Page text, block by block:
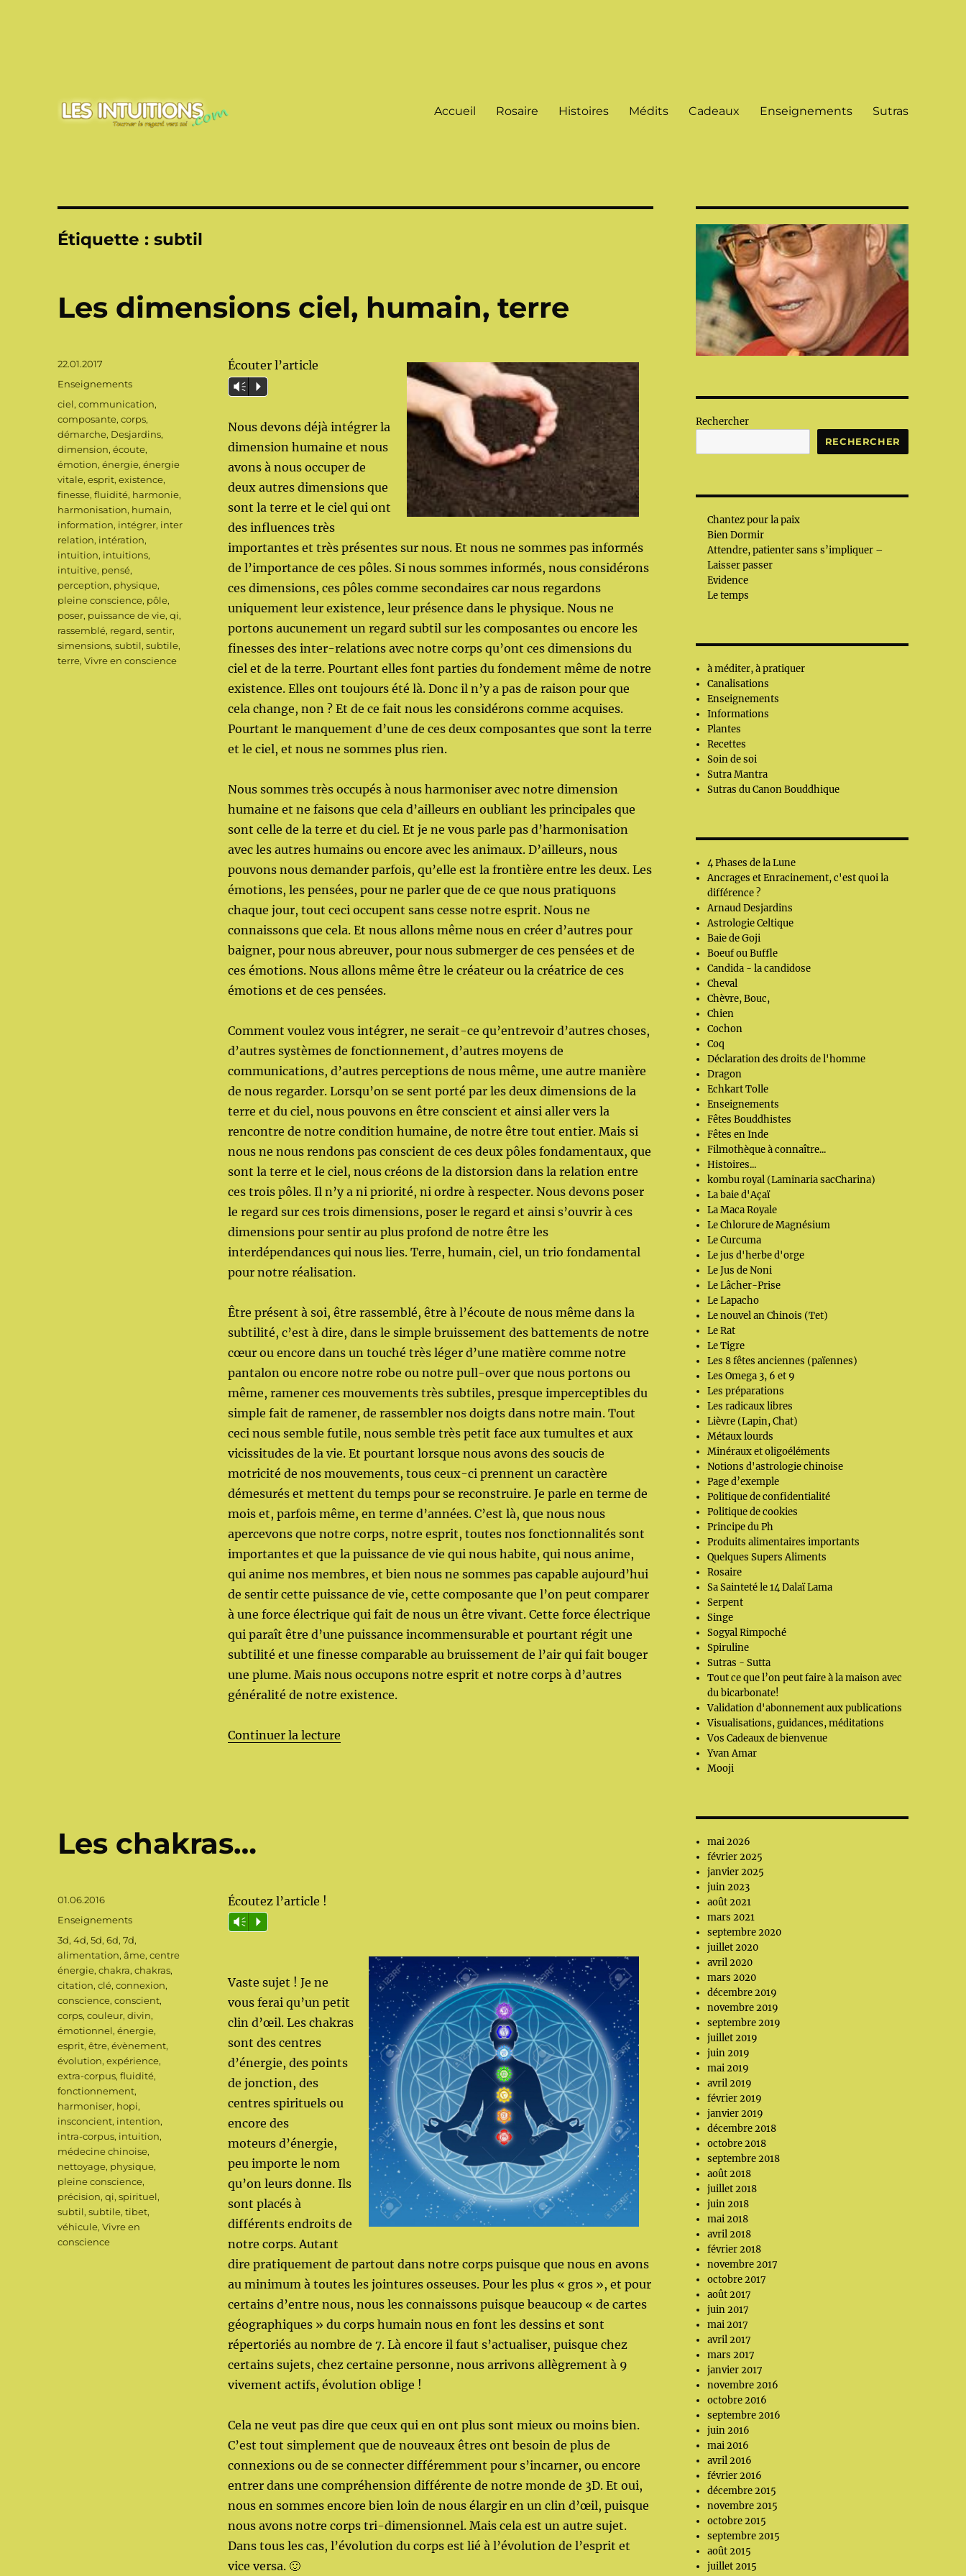
Accueil Rosaire Histoires Médits Cadeaux Enseignements Sutras
Étiquette :subtil
Les dimensions ciel, humain, terre
Écouter l’article
Vm P
Nous devons déjà intégrer la
dimension humaine et nous
avons à nous occuper de
deux autres dimensions que
sont la terre et le ciel qui ont
des influences très
importantes et très présentes sur nous. Et nous ne sommes pas informés
de l’importance de ces pôles. Si nous sommes informés, nous considérons
ces dimensions, ces pôles comme secondaires car nous regardons
uniquement leur existence, leur présence dans le physique. Nous ne
portons aucunement un regard subtil sur les composantes ou encore les
finesses des inter-relations avec notre corps qu’ont ces dimensions du
ciel et de la terre. Pourtant elles font parties du fondement même de notre
existence. Elles ont toujours été là. Donc il n’y a pas de raison pour que
cela change, non ? Et de ce fait nous les considérons comme acquises.
Pourtant le manquement d’une de ces deux composantes que sont la terre
et le ciel, et nous ne sommes plus rien.
Nous sommes très occupés à nous harmoniser avec notre dimension
humaine et ne faisons que cela d’ailleurs en oubliant les principales que
sont celle de la terre et du ciel. Et je ne vous parle pas d’harmonisation
avec les autres humains ou encore avec les animaux. D’ailleurs, nous
pouvons nous demander parfois, qu’elle est la frontière entre les deux. Les
émotions, les pensées, pour ne parler que de ce que nous pratiquons
chaque jour, tout ceci occupent sans cesse notre esprit. Nous ne
connaissons que cela. Et nous allons même nous en créer d’autres pour
baigner, pour nous abreuver, pour nous submerger de ces pensées et de
ces émotions. Nous allons même être le créateur ou la créatrice de ces
émotions et de ces pensées.
Comment voulez vous intégrer, ne serait-ce qu’entrevoir d’autres choses,
d’autres systèmes de fonctionnement, d’autres moyens de
communications, d’autres perceptions de nous même, une autre manière
de nous regarder. Lorsqu’on se sent porté par les deux dimensions de la
terre et du ciel, nous pouvons en être conscient et ainsi aller vers la
rencontre de notre condition humaine, de notre être tout entier. Mais si
nous ne nous rendons pas conscient de ces deux pôles fondamentaux, que
sont la terre et le ciel, nous créons de la distorsion dans la relation entre
ces trois pôles. Il n’y a ni priorité, ni ordre à respecter. Nous devons poser
le regard sur ces trois dimensions, poser le regard et ainsi s’ouvrir à ces
dimensions pour sentir au plus profond de notre être les
interdépendances qui nous lies. Terre, humain, ciel, un trio fondamental
pour notre réalisation.
Être présent à soi, être rassemblé, être à l’écoute de nous même dans la
subtilité, c’est à dire, dans le simple bruissement des battements de notre
cœur ou encore dans un touché très léger d’une matière comme notre
pantalon ou encore notre robe ou notre pull-over que nous portons ou
même, ramener ces mouvements très subtiles, presque imperceptibles du
simple fait de ramener, de rassembler nos doigts dans notre main. Tout
ceci nous semble futile, nous semble très petit face aux tumultes et aux
vicissitudes de la vie. Et pourtant lorsque nous avons des soucis de
motricité de nos mouvements, tous ceux-ci prennent un caractère
démesurés et mettent du temps pour se reconstruire. Je parle en terme de
mois et, parfois même, en terme d’années. C’est là, que nous nous
apercevons que notre corps, notre esprit, toutes nos fonctionnalités sont
importantes et que la puissance de vie qui nous habite, qui nous anime,
qui anime nos membres, et bien nous ne sommes pas capable aujourd’hui
de sentir cette puissance de vie, cette composante que l’on peut comparer
à une force électrique qui fait de nous un être vivant. Cette force électrique
qui paraît être d’une puissance incommensurable et pourtant régit une
subtilité et une finesse comparable au bruissement de l’air qui fait bouger
une plume. Mais nous occupons notre esprit et notre corps à d’autres
généralité de notre existence.
Continuer la lecturede « Les dimensions ciel, humain, terre »
Publié
22.01.2017
Catégories
Enseignements
Étiquettes
ciel,communication,
composante,corps,
démarche, Desjardins,
dimension,écoute,
émotion,énergie,énergie
vitale,esprit,existence,
finesse,fluidité, harmonie,
harmonisation, humain,
information, intégrer, inter
relation, intération,
intuition, intuitions,
intuitive, pensé,
perception, physique,
pleine conscience, pôle,
poser, puissance de vie,qi,
rassemblé, regard,sentir,
simensions,subtil,subtile,
terre,Vivre en conscience
Les chakras…
Écoutez l’article !
Vm P
Vaste sujet ! Je ne
vous ferai qu’un petit
clin d’œil. Les chakras
sont des centres
d’énergie, des points
de jonction, des
centres spirituels ou
encore des
moteurs d’énergie,
peu importe le nom
qu’on leurs donne. Ils
sont placés à
différents endroits de
notre corps. Autant
dire pratiquement de partout dans notre corps puisque que nous en avons
au minimum à toutes les jointures osseuses. Pour les plus « gros », et pour
certains d’entre nous, nous les connaissons puisque beaucoup « de cartes
géographiques » du corps humain nous en font les dessins et sont
répertoriés au nombre de 7. Là encore il faut s’actualiser, puisque chez
certains sujets, chez certaine personne, nous arrivons allègrement à 9
vivement actifs, évolution oblige !
Cela ne veut pas dire que ceux qui en ont plus sont mieux ou moins bien.
C’est tout simplement que de nouveaux êtres ont besoin de plus de
connexions ou de se connecter différemment pour s’incarner, ou encore
entrer dans une compréhension différente de notre monde de 3D. Et oui,
nous en sommes encore bien loin de nous élargir en un clin d’œil, puisque
nous avons notre corps tri-dimensionnel. Mais cela est un autre sujet.
Dans tous les cas, l’évolution du corps est lié à l’évolution de l’esprit et
vice versa. 🙂
Publié
01.06.2016
Catégories
Enseignements
Étiquettes
3d,4d,5d,6d,7d,
alimentation,âme,centre
énergie,chakra,chakras,
citation,clé,connexion,
conscience,conscient,
corps,couleur,divin,
émotionnel,énergie,
esprit,être,évènement,
évolution,expérience,
extra-corpus,fluidité,
fonctionnement,
harmoniser, hopi,
insconcient, intention,
intra-corpus, intuition,
médecine chinoise,
nettoyage, physique,
pleine conscience,
précision,qi,spirituel,
subtil,subtile,tibet,
véhicule,Vivre en
conscience
Rechercher
RECHERCHER
Chantez pour la paix
Bien Dormir
Attendre, patienter sans s’impliquer –
Laisser passer
Evidence
Le temps
à méditer, à pratiquer
Canalisations
Enseignements
Informations
Plantes
Recettes
Soin de soi
Sutra Mantra
Sutras du Canon Bouddhique
4 Phases de la Lune
Ancrages et Enracinement, c'est quoi la
différence ?
Arnaud Desjardins
Astrologie Celtique
Baie de Goji
Boeuf ou Buffle
Candida - la candidose
Cheval
Chèvre, Bouc,
Chien
Cochon
Coq
Déclaration des droits de l'homme
Dragon
Echkart Tolle
Enseignements
Fêtes Bouddhistes
Fêtes en Inde
Filmothèque à connaître...
Histoires...
kombu royal (Laminaria sacCharina)
La baie d'Açaï
La Maca Royale
Le Chlorure de Magnésium
Le Curcuma
Le jus d'herbe d'orge
Le Jus de Noni
Le Lâcher-Prise
Le Lapacho
Le nouvel an Chinois (Tet)
Le Rat
Le Tigre
Les 8 fêtes anciennes (païennes)
Les Omega 3, 6 et 9
Les préparations
Les radicaux libres
Lièvre (Lapin, Chat)
Métaux lourds
Minéraux et oligoéléments
Notions d'astrologie chinoise
Page d’exemple
Politique de confidentialité
Politique de cookies
Principe du Ph
Produits alimentaires importants
Quelques Supers Aliments
Rosaire
Sa Sainteté le 14 Dalaï Lama
Serpent
Singe
Sogyal Rimpoché
Spiruline
Sutras - Sutta
Tout ce que l’on peut faire à la maison avec
du bicarbonate!
Validation d'abonnement aux publications
Visualisations, guidances, méditations
Vos Cadeaux de bienvenue
Yvan Amar
Mooji
mai 2026
février 2025
janvier 2025
juin 2023
août 2021
mars 2021
septembre 2020
juillet 2020
avril 2020
mars 2020
décembre 2019
novembre 2019
septembre 2019
juillet 2019
juin 2019
mai 2019
avril 2019
février 2019
janvier 2019
décembre 2018
octobre 2018
septembre 2018
août 2018
juillet 2018
juin 2018
mai 2018
avril 2018
février 2018
novembre 2017
octobre 2017
août 2017
juin 2017
mai 2017
avril 2017
mars 2017
janvier 2017
novembre 2016
octobre 2016
septembre 2016
juin 2016
mai 2016
avril 2016
février 2016
décembre 2015
novembre 2015
octobre 2015
septembre 2015
août 2015
juillet 2015